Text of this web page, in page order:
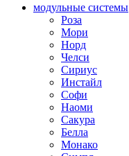
модульные системы
Роза
Мори
Норд
Челси
Сириус
Инстайл
Софи
Наоми
Сакура
Белла
Монако